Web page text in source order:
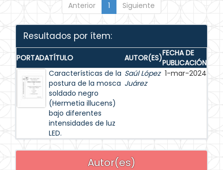
Anterior 1 Siguiente
Resultados por ítem:
PORTADATÍTULO AUTOR(ES)FECHA DE
PUBLICACIÓN
Características de la
postura de la mosca
soldado negro
(Hermetia illucens)
bajo diferentes
intensidades de luz
LED.
Saúl López
Juárez
1-mar-2024
Autor(es)